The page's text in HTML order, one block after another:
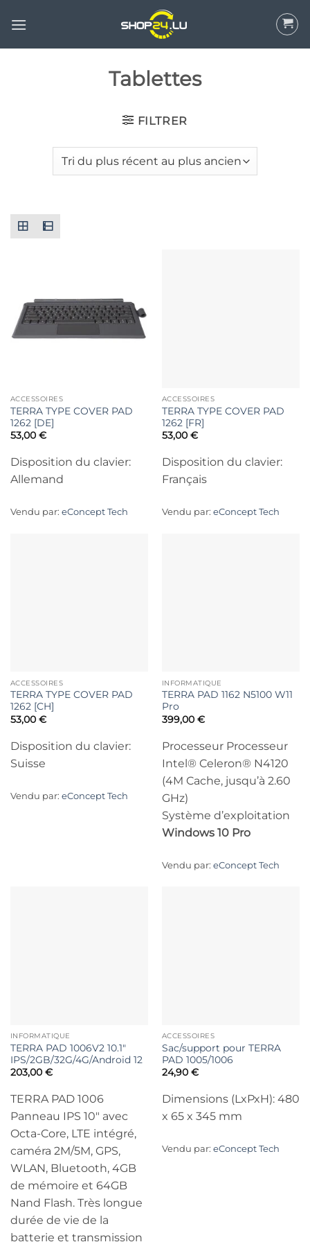
au
Tablettes
FILTRER
ACCESSOIRES
TERRA TYPE COVER PAD
1262 [DE]
53,00 €
Disposition du clavier:
Allemand
Vendu par: eConcept Tech
ACCESSOIRES
TERRA TYPE COVER PAD
1262 [FR]
53,00 €
Disposition du clavier:
Français
Vendu par: eConcept Tech
ACCESSOIRES
TERRA TYPE COVER PAD
1262 [CH]
53,00 €
Disposition du clavier:
Suisse
Vendu par: eConcept Tech
INFORMATIQUE
TERRA PAD 1162 N5100 W11
Pro
399,00 €
Processeur Processeur
Intel® Celeron® N4120
(4M Cache, jusqu’à 2.60
GHz)
Système d’exploitation
Windows 10 Pro
Vendu par: eConcept Tech
INFORMATIQUE
TERRA PAD 1006V2 10.1″
IPS/2GB/32G/4G/Android 12
203,00 €
TERRA PAD 1006
Panneau IPS 10″ avec
Octa-Core, LTE intégré,
caméra 2M/5M, GPS,
WLAN, Bluetooth, 4GB
de mémoire et 64GB
Nand Flash. Très longue
durée de vie de la
batterie et transmission
ACCESSOIRES
Sac/support pour TERRA
PAD 1005/1006
24,90 €
Dimensions (LxPxH): 480
x 65 x 345 mm
Vendu par: eConcept Tech